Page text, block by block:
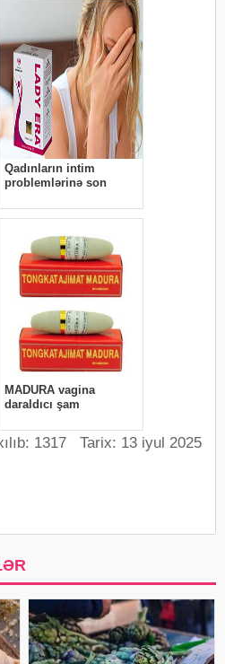
1317 Tarix: 13 iyul 2025